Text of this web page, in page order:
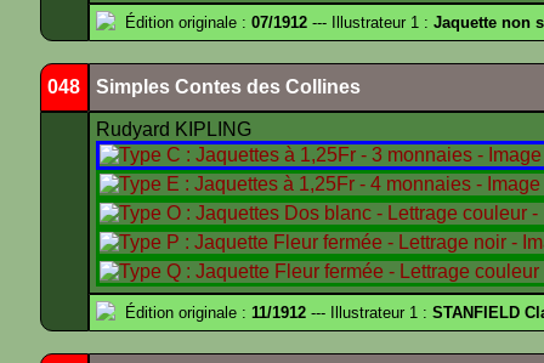
Édition originale : 07/1912 --- Illustrateur 1 : Jaquette non
048 Simples Contes des Collines
Rudyard KIPLING
Édition originale : 11/1912 --- Illustrateur 1 : STANFIELD